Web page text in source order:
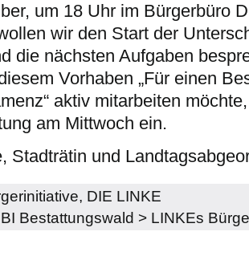
um 18 Uhr im Bürgerbüro
wir den Start der
die nächsten Aufgaben
Vorhaben „Für einen
aktiv mitarbeiten
am Mittwoch ein.
Stadträtin und
, DIE LINKE
BI Bestattungswald > LINKEs